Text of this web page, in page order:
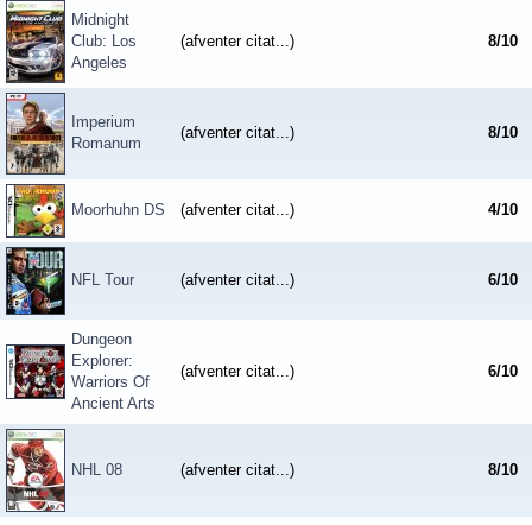
Midnight
Club: Los
Angeles
(afventer citat...) 8/10
Imperium
Romanum
(afventer citat...) 8/10
Moorhuhn DS (afventer citat...) 4/10
NFL Tour (afventer citat...) 6/10
Dungeon
Explorer:
Warriors Of
Ancient Arts
(afventer citat...) 6/10
NHL 08 (afventer citat...) 8/10